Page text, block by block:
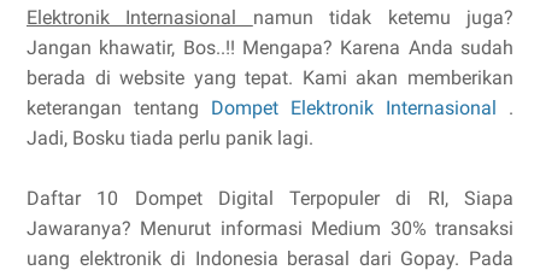
Elektronik Internasional namun tidak ketemu juga?
Jangan khawatir, Bos..!! Mengapa? Karena Anda sudah
berada di website yang tepat. Kami akan memberikan
keterangan tentang Dompet Elektronik Internasional .
Jadi, Bosku tiada perlu panik lagi.
Daftar 10 Dompet Digital Terpopuler di RI, Siapa
Jawaranya? Menurut informasi Medium 30% transaksi
uang elektronik di Indonesia berasal dari Gopay. Pada